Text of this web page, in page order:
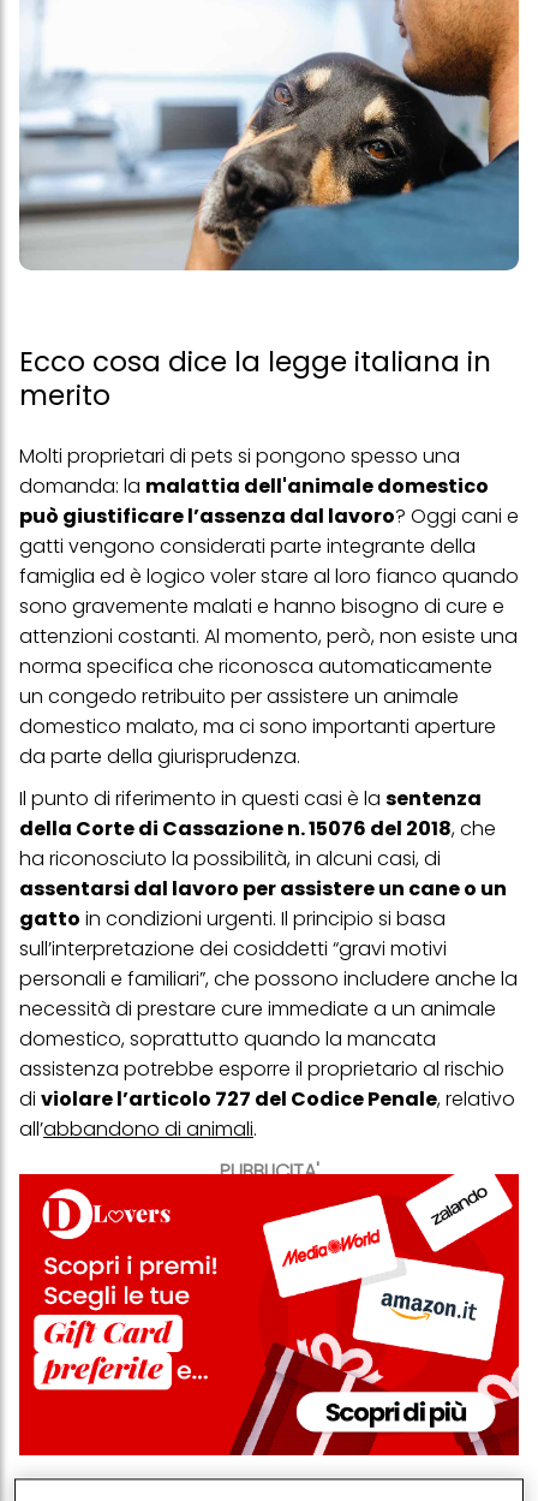
Ecco cosa dice la legge italiana in
merito
PUBBLICITA'
Molti proprietari di pets si pongono spesso una
domanda: la malattia dell'animale domestico
può giustificare l’assenza dal lavoro? Oggi cani e
gatti vengono considerati parte integrante della
famiglia ed è logico voler stare al loro fianco quando
sono gravemente malati e hanno bisogno di cure e
attenzioni costanti. Al momento, però, non esiste una
norma specifica che riconosca automaticamente
un congedo retribuito per assistere un animale
domestico malato, ma ci sono importanti aperture
da parte della giurisprudenza.
Il punto di riferimento in questi casi è la sentenza
della Corte di Cassazione n. 15076 del 2018, che
ha riconosciuto la possibilità, in alcuni casi, di
assentarsi dal lavoro per assistere un cane o un
gatto in condizioni urgenti. Il principio si basa
sull’interpretazione dei cosiddetti “gravi motivi
personali e familiari”, che possono includere anche la
necessità di prestare cure immediate a un animale
domestico, soprattutto quando la mancata
assistenza potrebbe esporre il proprietario al rischio
di violare l’articolo 727 del Codice Penale, relativo
all’abbandono di animali.